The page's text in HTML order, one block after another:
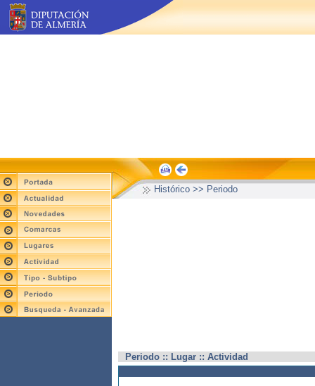
Histórico >> Periodo
Periodo :: Lugar :: Actividad